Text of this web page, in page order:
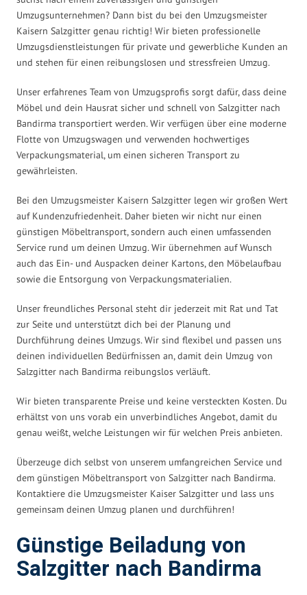
Umzugsunternehmen? Dann bist du bei den Umzugsmeister
Kaisern Salzgitter genau richtig! Wir bieten professionelle
Umzugsdienstleistungen für private und gewerbliche Kunden an
und stehen für einen reibungslosen und stressfreien Umzug.
Unser erfahrenes Team von Umzugsprofis sorgt dafür, dass deine
Möbel und dein Hausrat sicher und schnell von Salzgitter nach
Bandirma transportiert werden. Wir verfügen über eine moderne
Flotte von Umzugswagen und verwenden hochwertiges
Verpackungsmaterial, um einen sicheren Transport zu
gewährleisten.
Bei den Umzugsmeister Kaisern Salzgitter legen wir großen Wert
auf Kundenzufriedenheit. Daher bieten wir nicht nur einen
günstigen Möbeltransport, sondern auch einen umfassenden
Service rund um deinen Umzug. Wir übernehmen auf Wunsch
auch das Ein- und Auspacken deiner Kartons, den Möbelaufbau
sowie die Entsorgung von Verpackungsmaterialien.
Unser freundliches Personal steht dir jederzeit mit Rat und Tat
zur Seite und unterstützt dich bei der Planung und
Durchführung deines Umzugs. Wir sind flexibel und passen uns
deinen individuellen Bedürfnissen an, damit dein Umzug von
Salzgitter nach Bandirma reibungslos verläuft.
Wir bieten transparente Preise und keine versteckten Kosten. Du
erhältst von uns vorab ein unverbindliches Angebot, damit du
genau weißt, welche Leistungen wir für welchen Preis anbieten.
Überzeuge dich selbst von unserem umfangreichen Service und
dem günstigen Möbeltransport von Salzgitter nach Bandirma.
Kontaktiere die Umzugsmeister Kaiser Salzgitter und lass uns
gemeinsam deinen Umzug planen und durchführen!
Günstige Beiladung von
Salzgitter nach Bandirma